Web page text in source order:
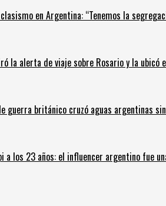
en Argentina: “Tenemos la
la alerta de viaje sobre Rosario y la
guerra británico cruzó aguas argentinas
a los 23 años: el influencer argentino fue